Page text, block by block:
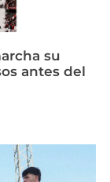
su
antes del